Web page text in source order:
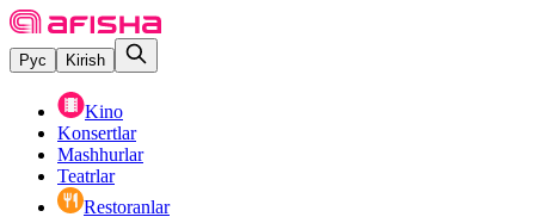
Рус Kirish
Kino
Konsertlar
Mashhurlar
Teatrlar
Restoranlar